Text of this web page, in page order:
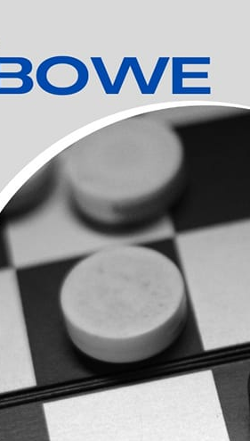
Ustawienia
Szanujemy Twoją prywatność.
cookies lub zaakceptować je
możesz dokonać zmiany swoich
Niezbędne
Niezbędne pliki cookies służą do
strony internetowej i umożliwiają Ci